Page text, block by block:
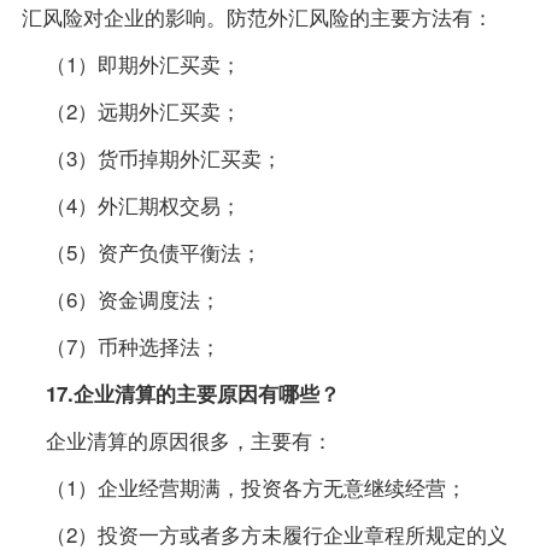
汇风险对企业的影响。防范外汇风险的主要方法有：
（1）即期外汇买卖；
（2）远期外汇买卖；
（3）货币掉期外汇买卖；
（4）外汇期权交易；
（5）资产负债平衡法；
（6）资金调度法；
（7）币种选择法；
17.企业清算的主要原因有哪些？
企业清算的原因很多，主要有：
（1）企业经营期满，投资各方无意继续经营；
（2）投资一方或者多方未履行企业章程所规定的义